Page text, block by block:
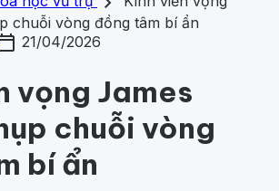
427 Khoa học vũ trụ
họcKhoa học vũ trụ
chuỗi vòng đồng tâm bí ẩn
21/04/2026
vọng James
chuỗi vòng
bí ẩn